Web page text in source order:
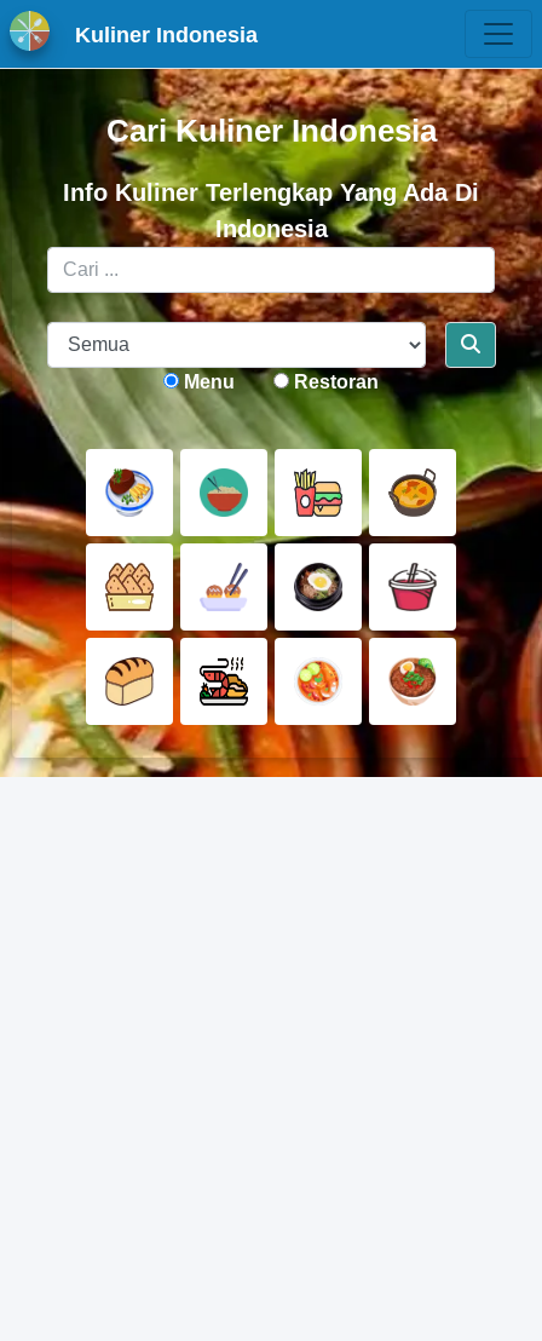
Kuliner Indonesia
Cari Kuliner Indonesia
Info Kuliner Terlengkap Yang Ada Di
Indonesia
Menu Restoran